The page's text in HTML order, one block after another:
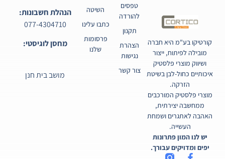
קורטיקו בע"מ היא חברה
מובילה לפיתוח, ייצור
ושיווק מוצרי פלסטיק
איכותיים כחול-לבן בשיטת
הזרקה.
מוצרי פלסטיק המורכבים
ממחשבה יצירתית,
האהבה לאתגרים ושמחת
העשייה.
יש לנו המון פתרונות
יפים ומדויקים עבורך.
השיטה
כתבו עלינו
פרסומות
שלנו
טפסים
להורדה
תקנון
הצהרת
נגישות
צור קשר
הנהלת חשבונות:
077-4304710
מחסן לוגיסטי:
מושב בית חנן